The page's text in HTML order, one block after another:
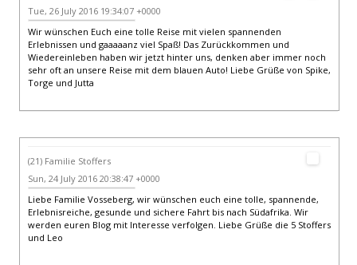
Tue, 26 July 2016 19:34:07 +0000
Wir wünschen Euch eine tolle Reise mit vielen spannenden
Erlebnissen und gaaaaanz viel Spaß! Das Zurückkommen und
Wiedereinleben haben wir jetzt hinter uns, denken aber immer noch
sehr oft an unsere Reise mit dem blauen Auto! Liebe Grüße von Spike,
Torge und Jutta
(21) Familie Stoffers
Sun, 24 July 2016 20:38:47 +0000
Liebe Familie Vosseberg, wir wünschen euch eine tolle, spannende,
Erlebnisreiche, gesunde und sichere Fahrt bis nach Südafrika. Wir
werden euren Blog mit Interesse verfolgen. Liebe Grüße die 5 Stoffers
und Leo